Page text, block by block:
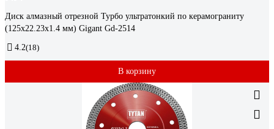
Диск алмазный отрезной Турбо ультратонкий по керамограниту
(125x22.23х1.4 мм) Gigant Gd-2514
4.2(18)
В корзину